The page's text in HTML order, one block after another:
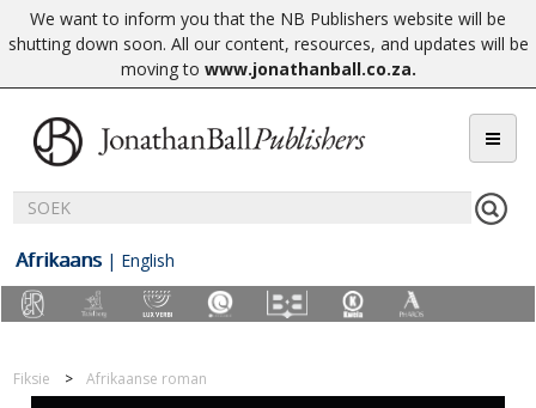
We want to inform you that the NB Publishers website will be
shutting down soon. All our content, resources, and updates will be
moving to www.jonathanball.co.za.
Afrikaans | English
Fiksie Afrikaanse roman